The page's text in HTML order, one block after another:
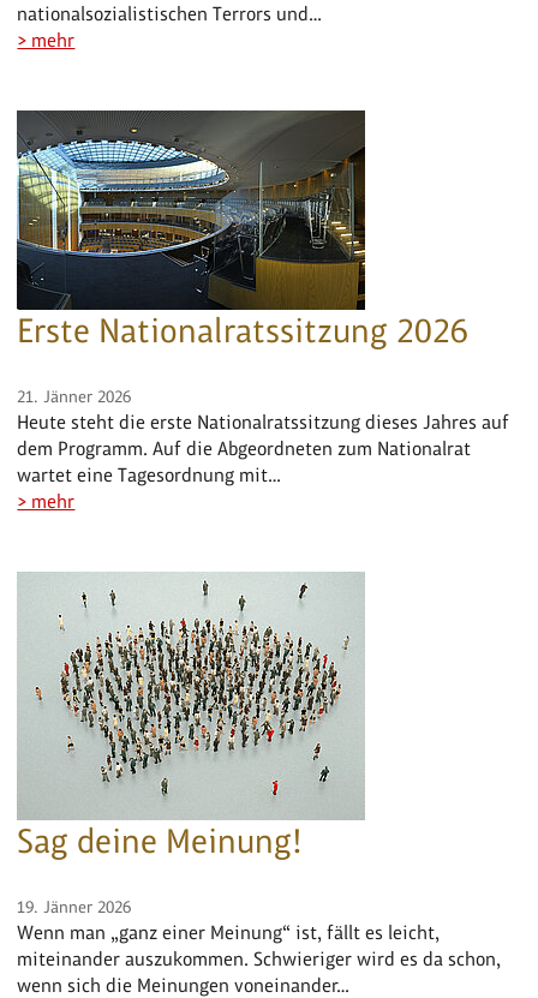
nationalsozialistischen Terrors und…
> mehr
Erste Nationalratssitzung 2026
21. Jänner 2026
Heute steht die erste Nationalratssitzung dieses Jahres auf
dem Programm. Auf die Abgeordneten zum Nationalrat
wartet eine Tagesordnung mit…
> mehr
Sag deine Meinung!
19. Jänner 2026
Wenn man „ganz einer Meinung“ ist, fällt es leicht,
miteinander auszukommen. Schwieriger wird es da schon,
wenn sich die Meinungen voneinander…